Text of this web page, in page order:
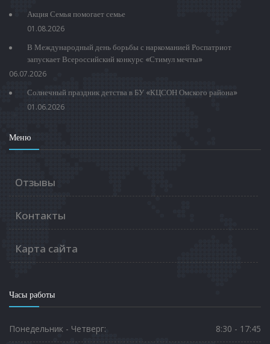
Акция Семья помогает семье
01.08.2026
В Международный день борьбы с наркоманией Роспатриот
запускает Всероссийский конкурс «Стимул мечты»
06.07.2026
Солнечный праздник детства в БУ «КЦСОН Омского района»
01.06.2026
Меню
Отзывы
Контакты
Карта сайта
Часы работы
Понедельник - Четверг: 8:30 - 17:45